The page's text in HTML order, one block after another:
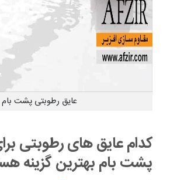
عایق رطوبتی پشت بام
کدام عایق های رطوبتی
پشت بام بهترین گزینه